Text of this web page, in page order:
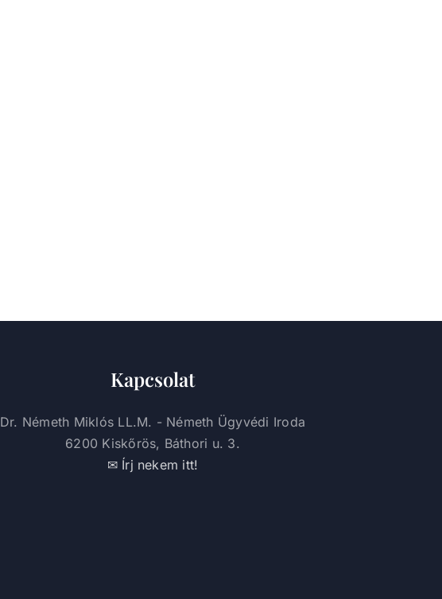
Kapcsolat
Dr. Németh Miklós LL.M. - Németh Ügyvédi Iroda
6200 Kiskőrös, Báthori u. 3.
✉ Írj nekem itt!